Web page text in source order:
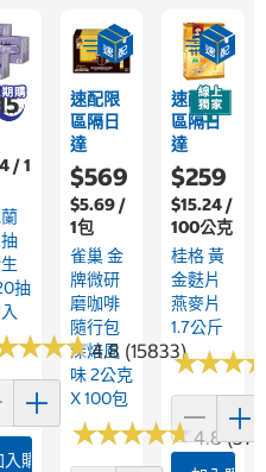
/ 1
抽
★★★
★★★4.8 (15833)
購物車
速配限
區隔日
達
$569
$5.69 /
1包
雀巢 金
牌微研
磨咖啡
隨行包
深焙風
味 2公克
X 100包
★★★★★
★★★★★4.8
速配限
區隔日
達
$259
$15.24 /
100公克
桂格 黃
金麩片
燕麥片
1.7公斤
★★★
★★★